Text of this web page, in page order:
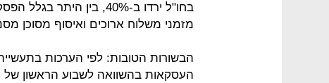
בחו"ל ירדו ב-40%, בין
מזמני משלוח ארוכים ואיסוף מסוכן
הבשורות הטובות: לפי הערכות
העסקאות בהשוואה לשבוע הראשון של